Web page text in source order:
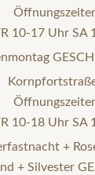
10-17 Uhr SA
10-18 Uhr SA
+
+ Silvester